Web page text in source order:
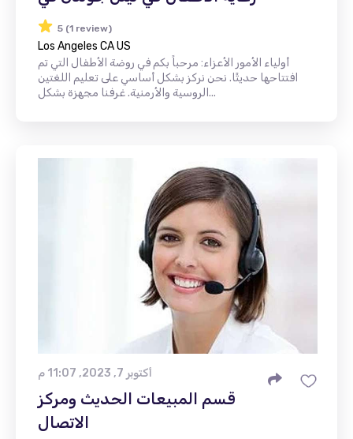
5 (1 review)
Los Angeles CA US
أولياء الأمور الأعزاء: مرحباً بكم في روضة الأطفال التي تم
افتتاحها حديثًا. نحن نركز بشكل أساسي على تعليم اللغتين
الروسية والأرمنية. غرفنا مجهزة بشكل...
أكتوبر 7, 2023, 11:07 م
قسم المبيعات الحديث ومركز
الاتصال